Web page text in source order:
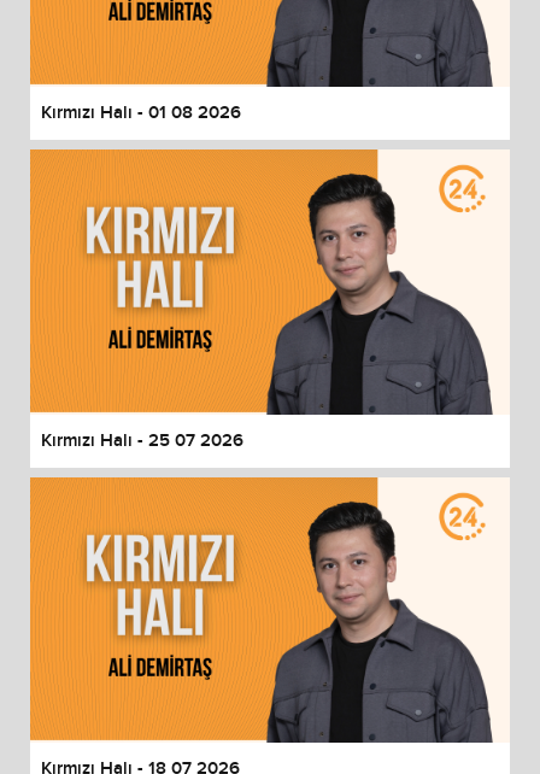
End of dialog window.
Kırmızı Halı - 01 08 2026
Kırmızı Halı - 25 07 2026
Kırmızı Halı - 18 07 2026